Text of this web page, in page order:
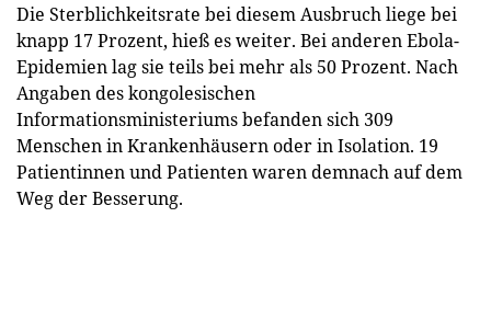
Die Sterblichkeitsrate bei diesem Ausbruch liege bei
knapp 17 Prozent, hieß es weiter. Bei anderen Ebola-
Epidemien lag sie teils bei mehr als 50 Prozent. Nach
Angaben des kongolesischen
Informationsministeriums befanden sich 309
Menschen in Krankenhäusern oder in Isolation. 19
Patientinnen und Patienten waren demnach auf dem
Weg der Besserung.